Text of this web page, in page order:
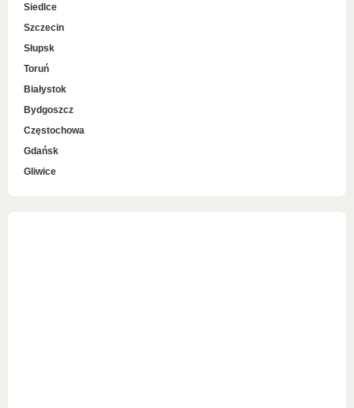
Siedlce
Szczecin
Słupsk
Toruń
Białystok
Bydgoszcz
Częstochowa
Gdańsk
Gliwice